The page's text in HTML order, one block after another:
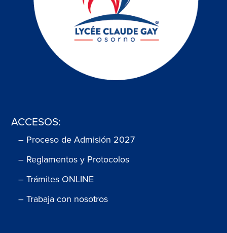
ACCESOS:
– Proceso de Admisión 2027
– Reglamentos y Protocolos
– Trámites ONLINE
– Trabaja con nosotros